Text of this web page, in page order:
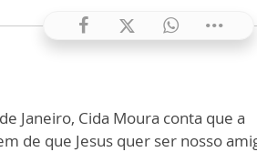
Janeiro, Cida Moura conta que a
de que Jesus quer ser nosso